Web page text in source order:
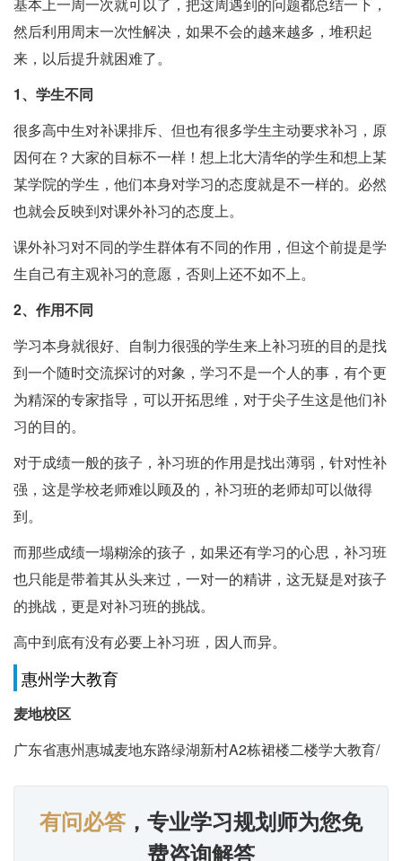
然后利用周末一次性解决，如果不会的越来越多，堆积起
来，以后提升就困难了。
1、学生不同
很多高中生对补课排斥、但也有很多学生主动要求补习，原
因何在？大家的目标不一样！想上北大清华的学生和想上某
某学院的学生，他们本身对学习的态度就是不一样的。必然
也就会反映到对课外补习的态度上。
课外补习对不同的学生群体有不同的作用，但这个前提是学
生自己有主观补习的意愿，否则上还不如不上。
2、作用不同
学习本身就很好、自制力很强的学生来上补习班的目的是找
到一个随时交流探讨的对象，学习不是一个人的事，有个更
为精深的专家指导，可以开拓思维，对于尖子生这是他们补
习的目的。
对于成绩一般的孩子，补习班的作用是找出薄弱，针对性补
强，这是学校老师难以顾及的，补习班的老师却可以做得
到。
而那些成绩一塌糊涂的孩子，如果还有学习的心思，补习班
也只能是带着其从头来过，一对一的精讲，这无疑是对孩子
的挑战，更是对补习班的挑战。
高中到底有没有必要上补习班，因人而异。
惠州学大教育
麦地校区
广东省惠州惠城麦地东路绿湖新村A2栋裙楼二楼学大教育/
有问必答，专业学习规划师为您免
费咨询解答